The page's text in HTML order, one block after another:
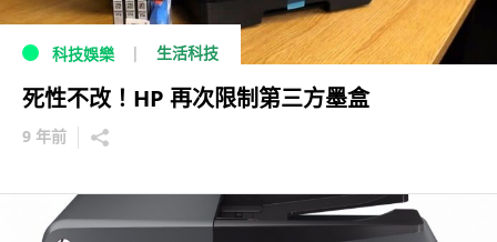
科技娛樂 生活科技
死性不改！HP 再次限制第三方墨盒
9 年前